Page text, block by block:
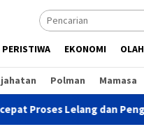
PERISTIWA EKONOMI
Polman Mamasa
dan Penghapusan